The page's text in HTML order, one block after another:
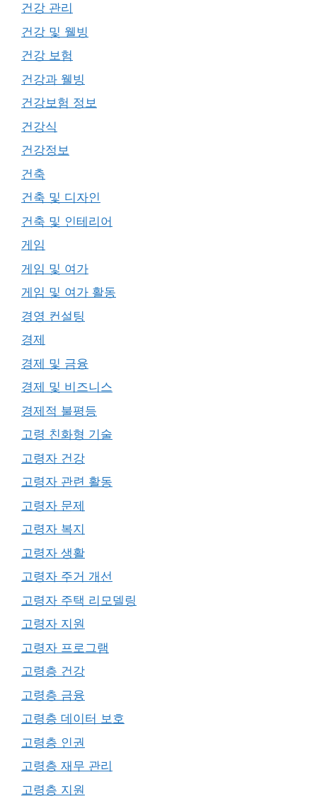
건강 관리
건강 및 웰빙
건강 보험
건강과 웰빙
건강보험 정보
건강식
건강정보
건축
건축 및 디자인
건축 및 인테리어
게임
게임 및 여가
게임 및 여가 활동
경영 컨설팅
경제
경제 및 금융
경제 및 비즈니스
경제적 불평등
고령 친화형 기술
고령자 건강
고령자 관련 활동
고령자 문제
고령자 복지
고령자 생활
고령자 주거 개선
고령자 주택 리모델링
고령자 지원
고령자 프로그램
고령층 건강
고령층 금융
고령층 데이터 보호
고령층 인권
고령층 재무 관리
고령층 지원